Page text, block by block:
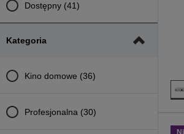
Dostępny (41)
Kategoria
Kino domowe (36)
Profesjonalna (30)